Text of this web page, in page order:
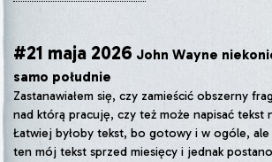
#21 maja 2026 John Wayne
samo południe
Zastanawiałem się, czy zamieścić obszerny
nad którą pracuję, czy też może napisać tekst
Łatwiej byłoby tekst, bo gotowy i w ogóle, ale
ten mój tekst sprzed miesięcy i jednak